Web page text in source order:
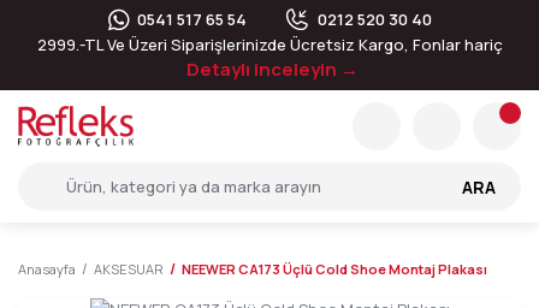
0541 517 65 54
0212 520 30 40
2999.-TL Ve Üzeri Siparişlerinizde Ücretsiz Kargo, Fonlar hariç
Detaylı inceleyin →
ARA
Anasayfa AKSESUAR NEEWER CA173 Üçlü Cold Shoe Montaj Plakası